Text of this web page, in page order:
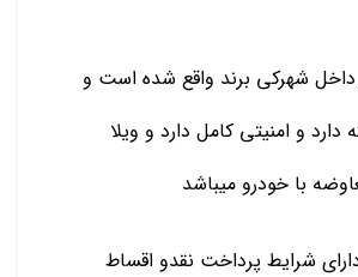
داخل شهرکی برند واقع شده است و
24 ساعته دارد و امنیتی کامل دارد و ویلا
با خودرو میباشد
شرایط پرداخت نقدو اقساط